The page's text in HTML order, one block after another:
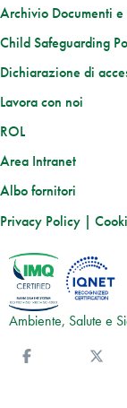
Archivio Documenti
Child Safeguarding
Dichiarazione di
Lavora con noi
ROL
Area Intranet
Albo fornitori
Privacy Policy |
Ambiente, Salute e